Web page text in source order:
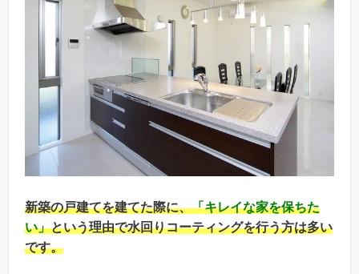
新築の戸建てを建てた際に、「キレイな家を保ちた
い」という理由で水回りコーティングを行う方は多い
です。